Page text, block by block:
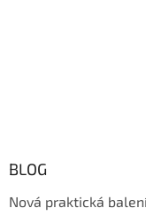
BLOG
Nová praktická